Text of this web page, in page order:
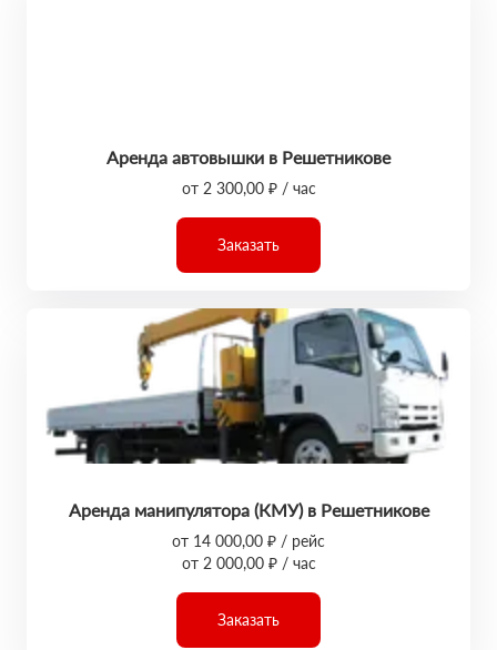
Аренда автовышки в Решетникове
от 2 300,00 ₽ / час
Заказать
Аренда манипулятора (КМУ) в Решетникове
от 14 000,00 ₽ / рейс
от 2 000,00 ₽ / час
Заказать